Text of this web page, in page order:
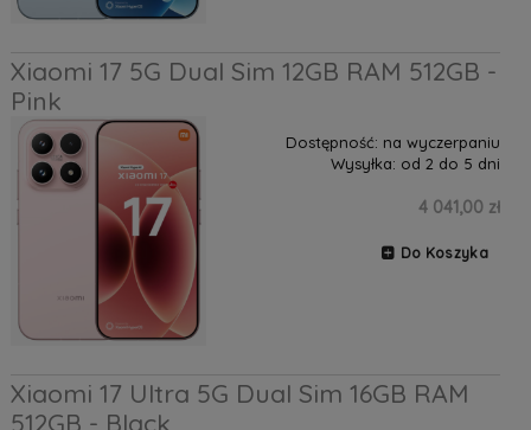
Xiaomi 17 5G Dual Sim 12GB RAM 512GB -
Pink
Dostępność: na wyczerpaniu
Wysyłka: od 2 do 5 dni
4 041,00 zł
Do Koszyka
Xiaomi 17 Ultra 5G Dual Sim 16GB RAM
512GB - Black